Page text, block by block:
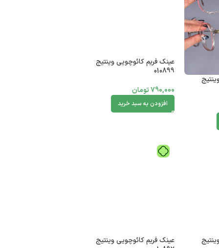
عینک فریم کائوچویی وینتیج
010899
790,000تومان
افزودن به سبد خرید
عینک فریم کائوچویی وینتیج